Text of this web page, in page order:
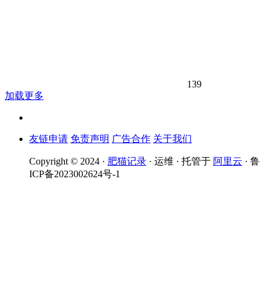
139
加载更多
友链申请 免责声明 广告合作 关于我们
Copyright © 2024 · 肥猫记录 · 运维 · 托管于 阿里云 · 鲁
ICP备2023002624号-1